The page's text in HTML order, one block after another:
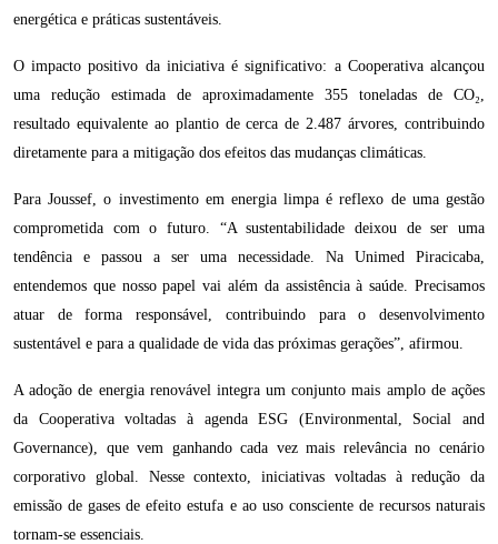
energética e práticas sustentáveis.
O impacto positivo da iniciativa é significativo: a Cooperativa alcançou
uma redução estimada de aproximadamente 355 toneladas de CO₂,
resultado equivalente ao plantio de cerca de 2.487 árvores, contribuindo
diretamente para a mitigação dos efeitos das mudanças climáticas.
Para Joussef, o investimento em energia limpa é reflexo de uma gestão
comprometida com o futuro. “A sustentabilidade deixou de ser uma
tendência e passou a ser uma necessidade. Na Unimed Piracicaba,
entendemos que nosso papel vai além da assistência à saúde. Precisamos
atuar de forma responsável, contribuindo para o desenvolvimento
sustentável e para a qualidade de vida das próximas gerações”, afirmou.
A adoção de energia renovável integra um conjunto mais amplo de ações
da Cooperativa voltadas à agenda ESG (Environmental, Social and
Governance), que vem ganhando cada vez mais relevância no cenário
corporativo global. Nesse contexto, iniciativas voltadas à redução da
emissão de gases de efeito estufa e ao uso consciente de recursos naturais
tornam-se essenciais.